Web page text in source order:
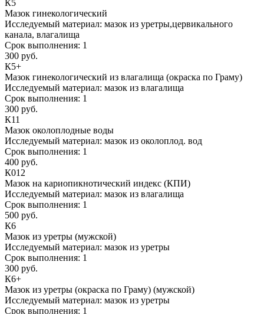
К5
Мазок гинекологический
Исследуемый материал: мазок из уретры,цервикального
канала, влагалища
Срок выполнения: 1
300 руб.
К5+
Мазок гинекологический из влагалища (окраска по Граму)
Исследуемый материал: мазок из влагалища
Срок выполнения: 1
300 руб.
К11
Мазок околоплодные воды
Исследуемый материал: мазок из околоплод. вод
Срок выполнения: 1
400 руб.
К012
Мазок на кариопикнотический индекс (КПИ)
Исследуемый материал: мазок из влагалища
Срок выполнения: 1
500 руб.
К6
Мазок из уретры (мужской)
Исследуемый материал: мазок из уретры
Срок выполнения: 1
300 руб.
К6+
Мазок из уретры (окраска по Граму) (мужской)
Исследуемый материал: мазок из уретры
Срок выполнения: 1